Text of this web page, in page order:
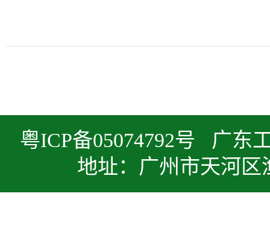
粤ICP备05074792号 广东
地址：广州市天河